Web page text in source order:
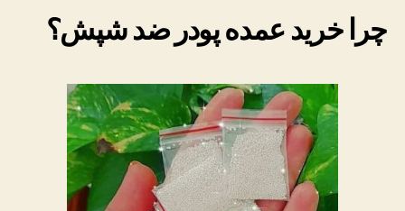
چرا خرید عمده پودر ضد شپش؟